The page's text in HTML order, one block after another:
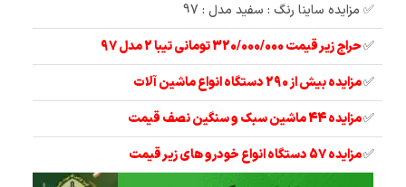
✅ مزایده ساینا رنگ : سفید مدل : 97
✅حراج زیر قیمت 320/000/000 تومانی تیبا 2 مدل 97
✅مزایده بیش از 290 دستگاه انواع ماشین آلات
✅مزایده 44 ماشین سبک و سنگین نصف قیمت
✅مزایده 57 دستگاه انواع خودرو های زیر قیمت